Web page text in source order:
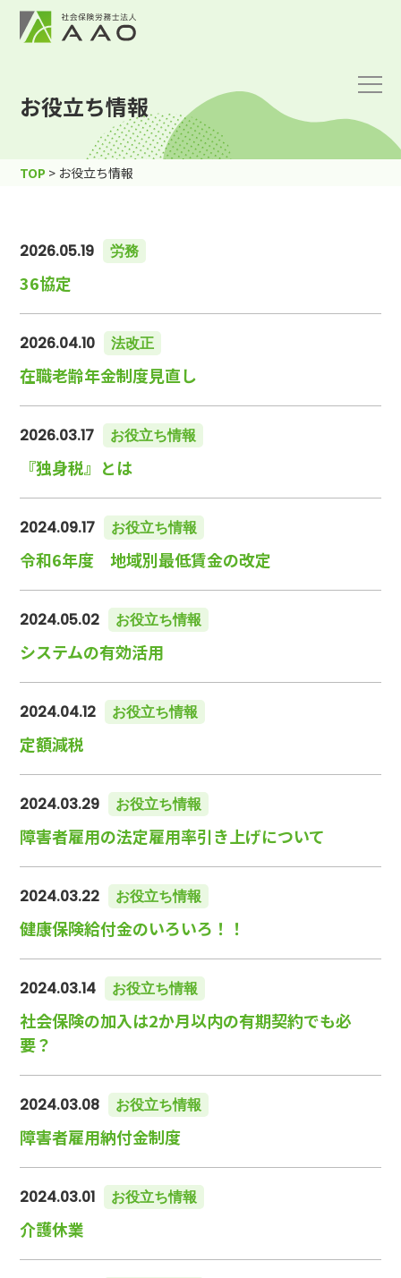
お役立ち情報
TOP > お役立ち情報
2026.05.19 労務
36協定
2026.04.10 法改正
在職老齢年金制度見直し
2026.03.17 お役立ち情報
『独身税』とは
2024.09.17 お役立ち情報
令和6年度 地域別最低賃金の改定
2024.05.02 お役立ち情報
システムの有効活用
2024.04.12 お役立ち情報
定額減税
2024.03.29 お役立ち情報
障害者雇用の法定雇用率引き上げについて
2024.03.22 お役立ち情報
健康保険給付金のいろいろ！！
2024.03.14 お役立ち情報
社会保険の加入は2か月以内の有期契約でも必
要？
2024.03.08 お役立ち情報
障害者雇用納付金制度
2024.03.01 お役立ち情報
介護休業